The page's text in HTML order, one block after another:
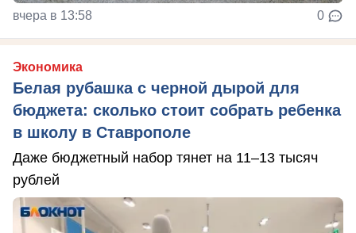
вчера в 13:58 0
Экономика
Белая рубашка с черной дырой для
бюджета: сколько стоит собрать ребенка
в школу в Ставрополе
Даже бюджетный набор тянет на 11–13 тысяч
рублей